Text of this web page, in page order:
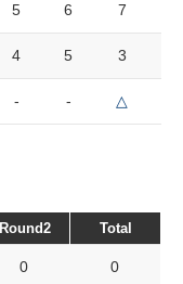
5 6 7
4 5 3
- - △
Round2 Total
0 0